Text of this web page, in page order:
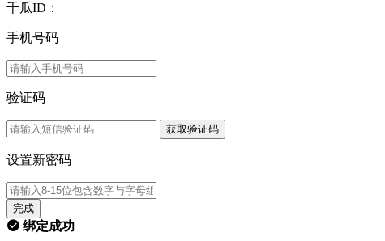
千瓜ID：
手机号码
验证码
获取验证码
设置新密码
完成
绑定成功